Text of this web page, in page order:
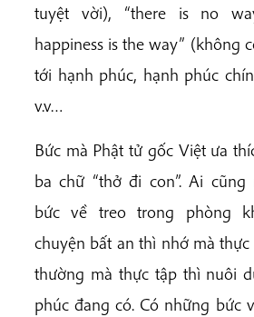
tuyệt vời), “there is no
happiness is the way” (không
tới hạnh phúc, hạnh phúc
v.v…
Bức mà Phật tử gốc Việt ưa
ba chữ “thở đi con”. Ai
bức về treo trong phòng
chuyện bất an thì nhớ mà
thường mà thực tập thì nuôi
phúc đang có. Có những bức